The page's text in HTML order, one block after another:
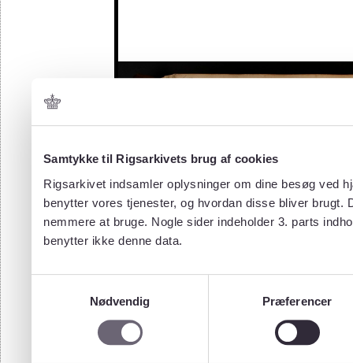
Samtykke til Rigsarkivets brug af cookies
Rigsarkivet indsamler oplysninger om dine besøg ved
benytter vores tjenester, og hvordan disse bliver
nemmere at bruge. Nogle sider indeholder 3. parts
benytter ikke denne data.
Nødvendig
Præferencer